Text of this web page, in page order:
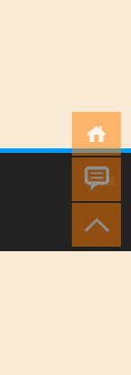
小男孩